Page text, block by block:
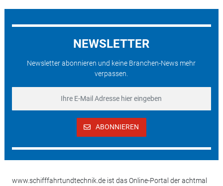
NEWSLETTER
Newsletter abonnieren und keine Branchen-News mehr
verpassen.
ABONNIEREN
www.schifffahrtundtechnik.de ist das Online-Portal der achtmal